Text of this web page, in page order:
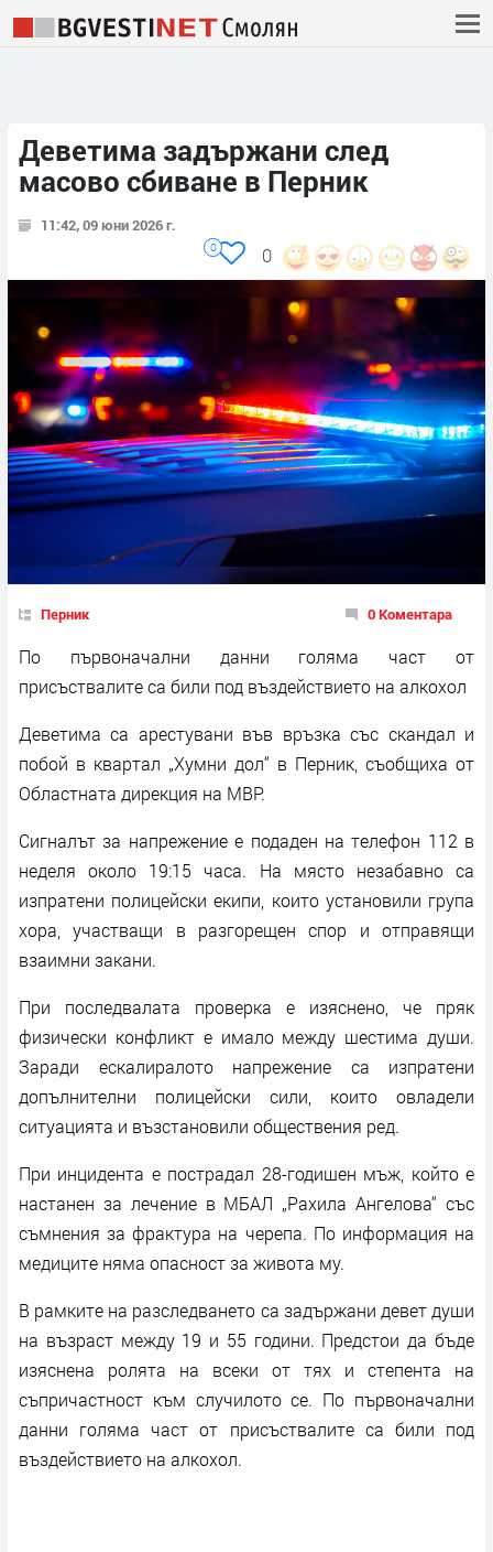
Деветима задържани след
масово сбиване в Перник
11:42, 09 юни 2026 г.
0
0
Перник 0 Коментара
По първоначални данни голяма част от
присъствалите са били под въздействието на алкохол
Деветима са арестувани във връзка със скандал и
побой в квартал „Хумни дол“ в Перник, съобщиха от
Областната дирекция на МВР.
Сигналът за напрежение е подаден на телефон 112 в
неделя около 19:15 часа. На място незабавно са
изпратени полицейски екипи, които установили група
хора, участващи в разгорещен спор и отправящи
взаимни закани.
При последвалата проверка е изяснено, че пряк
физически конфликт е имало между шестима души.
Заради ескалиралото напрежение са изпратени
допълнителни полицейски сили, които овладели
ситуацията и възстановили обществения ред.
При инцидента е пострадал 28-годишен мъж, който е
настанен за лечение в МБАЛ „Рахила Ангелова“ със
съмнения за фрактура на черепа. По информация на
медиците няма опасност за живота му.
В рамките на разследването са задържани девет души
на възраст между 19 и 55 години. Предстои да бъде
изяснена ролята на всеки от тях и степента на
съпричастност към случилото се. По първоначални
данни голяма част от присъствалите са били под
въздействието на алкохол.